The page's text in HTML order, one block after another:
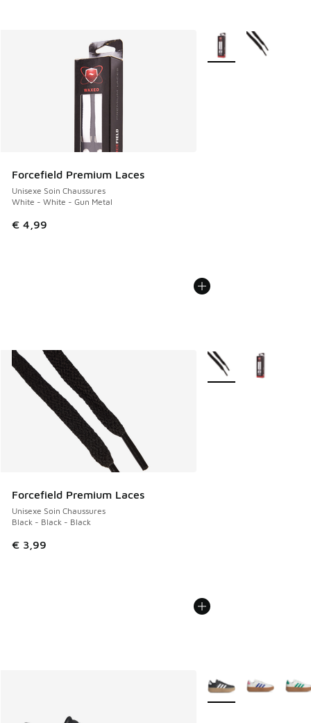
Forcefield Premium Laces
Unisexe Soin Chaussures
White - White - Gun Metal
€ 4,99
Plus de couleurs
Forcefield Premium Laces
Unisexe Soin Chaussures
Black - Black - Black
€ 3,99
Plus de couleurs
Plus de couleurs